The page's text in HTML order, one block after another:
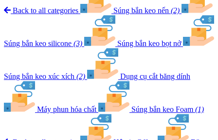
Back to all categories Súng bắn keo nến (2)
Súng bắn keo silicone (3) Súng bắn keo bọt nở
Súng bắn keo xúc xích (2) Dụng cụ cắt băng dính
Máy phun hóa chất Súng bắn keo Foam (1)